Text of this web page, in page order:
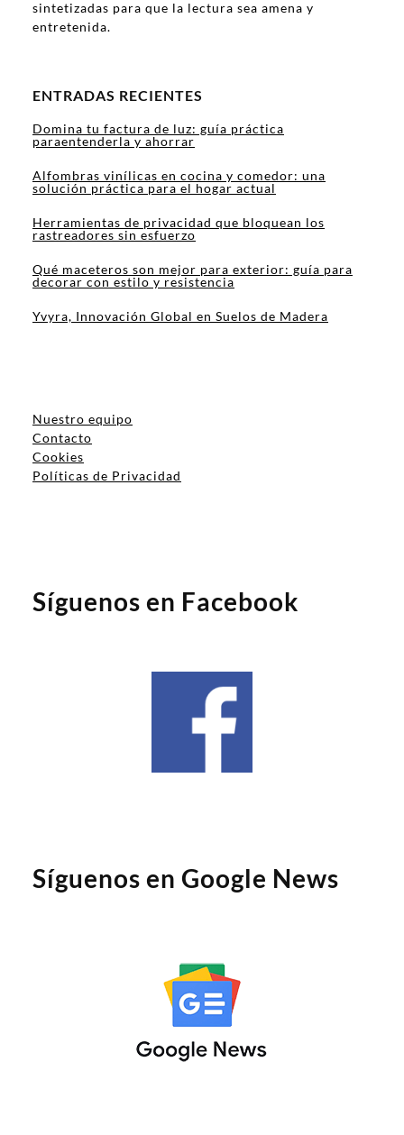
sintetizadas para que la lectura sea amena y
entretenida.
ENTRADAS RECIENTES
Domina tu factura de luz: guía práctica
paraentenderla y ahorrar
Alfombras vinílicas en cocina y comedor: una
solución práctica para el hogar actual
Herramientas de privacidad que bloquean los
rastreadores sin esfuerzo
Qué maceteros son mejor para exterior: guía para
decorar con estilo y resistencia
Yvyra, Innovación Global en Suelos de Madera
Nuestro equipo
Contacto
Cookies
Políticas de Privacidad
Síguenos en Facebook
Síguenos en Google News